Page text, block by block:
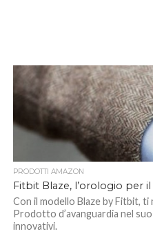
PRODOTTI AMAZON
Fitbit Blaze, l’orologio per
Con il modello Blaze by Fitbit,
Prodotto d’avanguardia nel
innovativi.